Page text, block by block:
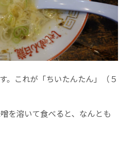
。これが「ちいたんたん」（５
を溶いて食べると、なんとも